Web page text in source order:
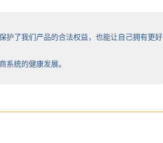
护了我们产品的合法权益，也能让自己拥有更好
系统的健康发展。